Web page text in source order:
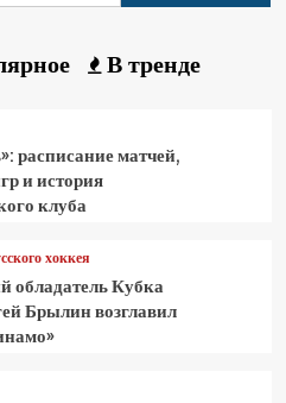
В тренде
расписание матчей,
и история
клуба
хоккея
обладатель Кубка
Брылин возглавил